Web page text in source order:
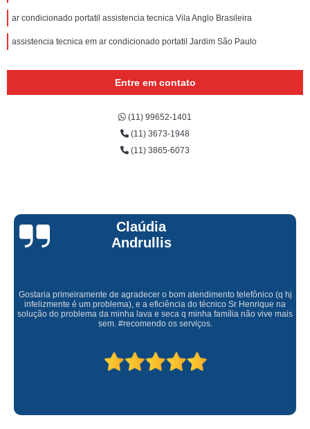
ar condicionado portatil assistencia tecnica Vila Anglo Brasileira
assistencia tecnica em ar condicionado portatil Jardim São Paulo
Entre em contato
(11) 99652-1401
(11) 3673-1948
(11) 3865-6073
Claúdia
Andrullis
Gostaria primeiramente de agradecer o bom atendimento telefônico (q hj
infelizmente é um problema), e a eficiência do técnico Sr Henrique na
solução do problema da minha lava e seca q minha família não vive mais
sem. #recomendo os serviços.